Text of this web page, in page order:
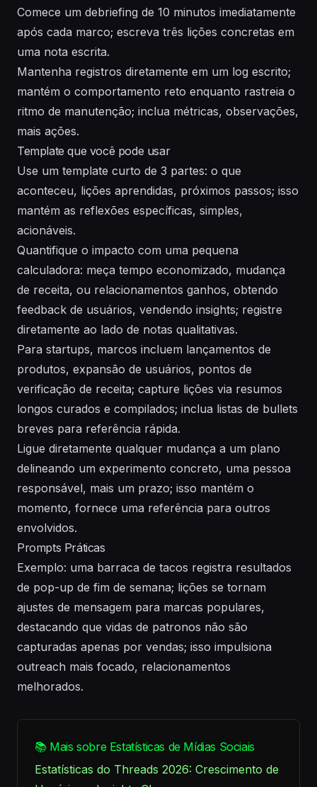
Comece um debriefing de 10 minutos imediatamente
após cada marco; escreva três lições concretas em
uma nota escrita.
Mantenha registros diretamente em um log escrito;
mantém o comportamento reto enquanto rastreia o
ritmo de manutenção; inclua métricas, observações,
mais ações.
Template que você pode usar
Use um template curto de 3 partes: o que
aconteceu, lições aprendidas, próximos passos; isso
mantém as reflexões específicas, simples,
acionáveis.
Quantifique o impacto com uma pequena
calculadora: meça tempo economizado, mudança
de receita, ou relacionamentos ganhos, obtendo
feedback de usuários, vendendo insights; registre
diretamente ao lado de notas qualitativas.
Para startups, marcos incluem lançamentos de
produtos, expansão de usuários, pontos de
verificação de receita; capture lições via resumos
longos curados e compilados; inclua listas de bullets
breves para referência rápida.
Ligue diretamente qualquer mudança a um plano
delineando um experimento concreto, uma pessoa
responsável, mais um prazo; isso mantém o
momento, fornece uma referência para outros
envolvidos.
Prompts Práticas
Exemplo: uma barraca de tacos registra resultados
de pop-up de fim de semana; lições se tornam
ajustes de mensagem para marcas populares,
destacando que vidas de patronos não são
capturadas apenas por vendas; isso impulsiona
outreach mais focado, relacionamentos
melhorados.
📚 Mais sobre Estatísticas de Mídias Sociais
Estatísticas do Threads 2026: Crescimento de